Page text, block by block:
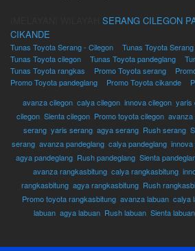
SERANG CILEGON
CIKANDE
Tunas Toyota Serang - Cilegon
Tunas Toyota
Tunas Toyota cilegon
Tunas Toyota pandeglang
Tunas Toyota rangkas
Promo Toyota serang
Promo Toyota pandeglang
Promo Toyota cikande
avanza cilegon, calya cilegon, innova cilegon, yaris
cilegon, Sienta cilegon, Promo toyota cilegon, avanza
serang, yaris serang, agya serang, Rush serang,
serang, avanza pandeglang, calya pandeglang, innova
agya pandeglang Rush pandeglang Sienta
avanza rangkasbitung calya rangkasbitung
rangkasbitung agya rangkasbitung Rush
Promo toyota rangkasbitung avanza labuan calya
labuan, agya labuan, Rush labuan, Sienta labuan,